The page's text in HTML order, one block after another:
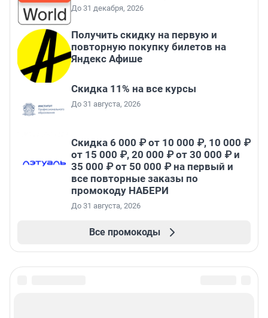
До 31 декабря, 2026
Получить скидку на первую и
повторную покупку билетов на
Яндекс Афише
Скидка 11% на все курсы
До 31 августа, 2026
Скидка 6 000 ₽ от 10 000 ₽, 10 000 ₽
от 15 000 ₽, 20 000 ₽ от 30 000 ₽ и
35 000 ₽ от 50 000 ₽ на первый и
все повторные заказы по
промокоду НАБЕРИ
До 31 августа, 2026
Все промокоды